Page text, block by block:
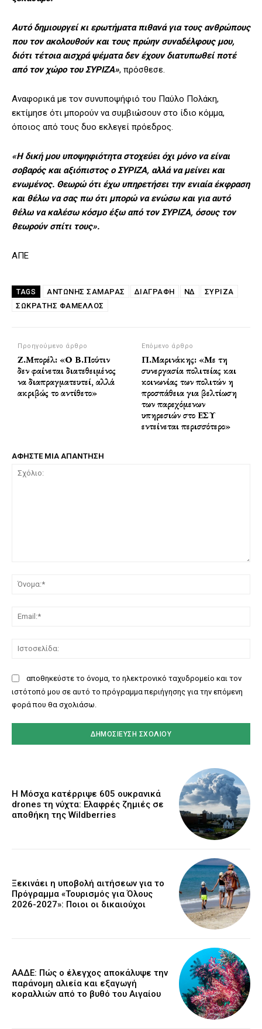
Αυτό δημιουργεί κι ερωτήματα πιθανά για τους ανθρώπους
που τον ακολουθούν και τους πρώην συναδέλφους μου,
διότι τέτοια αισχρά ψέματα δεν έχουν διατυπωθεί ποτέ
από τον χώρο του ΣΥΡΙΖΑ», πρόσθεσε.
Αναφορικά με τον συνυποψήφιό του Παύλο Πολάκη,
εκτίμησε ότι μπορούν να συμβιώσουν στο ίδιο κόμμα,
όποιος από τους δυο εκλεγεί πρόεδρος.
«Η δική μου υποψηφιότητα στοχεύει όχι μόνο να είναι
σοβαρός και αξιόπιστος ο ΣΥΡΙΖΑ, αλλά να μείνει και
ενωμένος. Θεωρώ ότι έχω υπηρετήσει την ενιαία έκφραση
και θέλω να σας πω ότι μπορώ να ενώσω και για αυτό
θέλω να καλέσω κόσμο έξω από τον ΣΥΡΙΖΑ, όσους τον
θεωρούν σπίτι τους».
ΑΠΕ
TAGS ΑΝΤΏΝΗΣ ΣΑΜΑΡΆΣ ΔΙΑΓΡΑΦΉ ΝΔ
ΣΥΡΙΖΑ
ΣΩΚΡΆΤΗΣ ΦΆΜΕΛΛΟΣ
Προηγούμενο άρθρο
Ζ.Μπορέλ: «Ο Β.Πούτιν
δεν φαίνεται διατεθειμένος
να διαπραγματευτεί, αλλά
ακριβώς το αντίθετο»
Επόμενο άρθρο
Π.Μαρινάκης: «Με τη
συνεργασία πολιτείας και
κοινωνίας των πολιτών η
προσπάθεια για βελτίωση
των παρεχόμενων
υπηρεσιών στο ΕΣΥ
εντείνεται περισσότερο»
ΑΦΗΣΤΕ ΜΙΑ ΑΠΑΝΤΗΣΗ
αποθηκεύστε το όνομα, το ηλεκτρονικό ταχυδρομείο και τον
ιστότοπό μου σε αυτό το πρόγραμμα περιήγησης για την επόμενη
φορά που θα σχολιάσω.
Η Μόσχα κατέρριψε 605 ουκρανικά
drones τη νύχτα: Ελαφρές ζημιές σε
αποθήκη της Wildberries
Ξεκινάει η υποβολή αιτήσεων για το
Πρόγραμμα «Τουρισμός για Όλους
2026-2027»: Ποιοι οι δικαιούχοι
ΑΑΔΕ: Πώς ο έλεγχος αποκάλυψε την
παράνομη αλιεία και εξαγωγή
κοραλλιών από το βυθό του Αιγαίου